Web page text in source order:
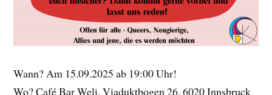
Wann? Am 15.09.2025 ab 19:00 Uhr!
Wo? Café Bar Weli, Viaduktbogen 26, 6020 Innsbruck